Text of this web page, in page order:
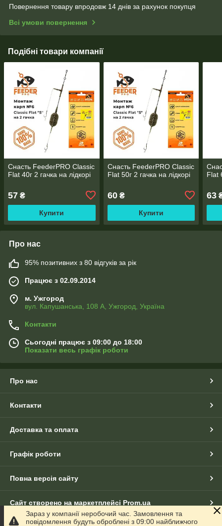
Повернення товару впродовж 14 днів за рахунок покупця
Всі умови повернення
Подібні товари компанії
Снасть FeederPRO Classic
Flat 40г 2 гачка на лідкорі
57 ₴
Купити
Снасть FeederPRO Classic
Flat 50г 2 гачка на лідкорі
60₴
Купити
Flat
63
Про нас
95% позитивних з 80 відгуків за рік
Працює з 02.09.2014
м. Ужгород
вул. Капушанська, 108 А, Ужгород, Україна
Контакти
Сьогодні працює з 09:00 до 18:00
Показати весь графік роботи
Про нас
Контакти
Доставка та оплата
Графік роботи
Повна версія сайту
Сайт створено на маркетплейсі Prom.ua
Зараз у компанії неробочий час. Замовлення та
повідомлення будуть оброблені з 09:00 найближчого